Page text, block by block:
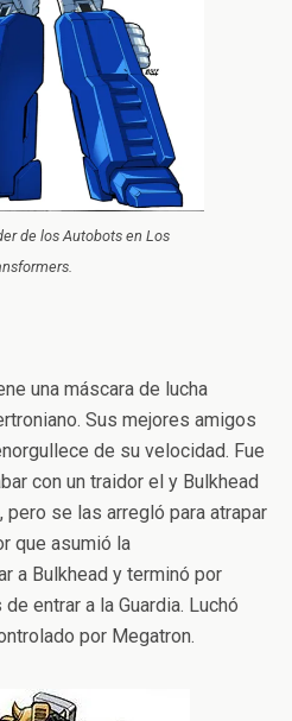
de los Autobots en Los
una máscara de lucha
Sus mejores amigos
de su velocidad. Fue
con un traidor el y Bulkhead
pero se las arregló para atrapar
que asumió la
a Bulkhead y terminó por
entrar a la Guardia. Luchó
por Megatron.